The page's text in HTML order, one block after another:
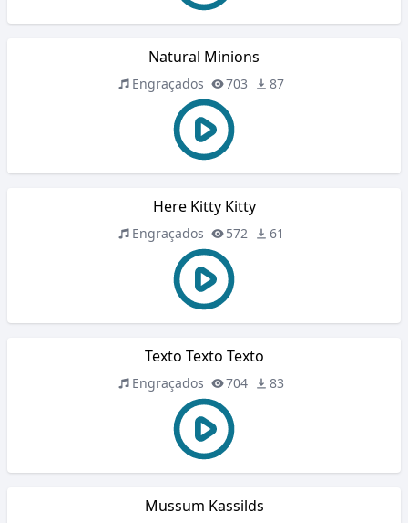
Natural Minions
Engraçados 703 87
Here Kitty Kitty
Engraçados 572 61
Texto Texto Texto
Engraçados 704 83
Mussum Kassilds